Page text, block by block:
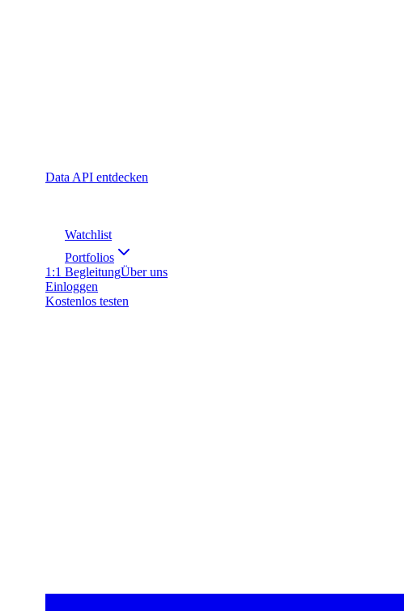
Data API entdecken
Watchlist
Portfolios
1:1 BegleitungÜber uns
Einloggen
Kostenlos testen